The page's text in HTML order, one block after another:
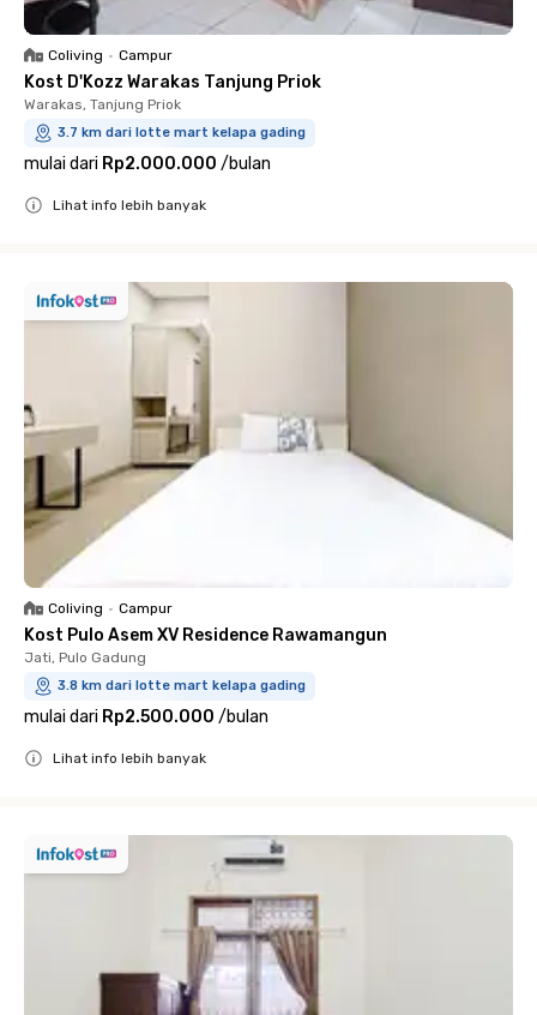
Coliving • Campur
Kost D'Kozz Warakas Tanjung Priok
Warakas, Tanjung Priok
3.7 km dari lotte mart kelapa gading
mulai dari Rp2.000.000 /bulan
Lihat info lebih banyak
Coliving • Campur
Kost Pulo Asem XV Residence Rawamangun
Jati, Pulo Gadung
3.8 km dari lotte mart kelapa gading
mulai dari Rp2.500.000 /bulan
Lihat info lebih banyak